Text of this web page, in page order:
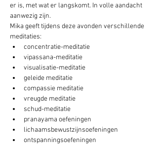
er is, met wat er langskomt. In volle aandacht
aanwezig zijn.
Mika geeft tijdens deze avonden verschillende
meditaties:
concentratie-meditatie
vipassana-meditatie
visualisatie-meditatie
geleide meditatie
compassie meditatie
vreugde meditatie
schud-meditatie
pranayama oefeningen
lichaamsbewustzijnsoefeningen
ontspanningsoefeningen